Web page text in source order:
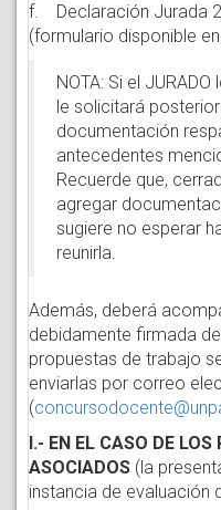
f. Declaración Jurada
(formulario disponible
NOTA: Si el
le solicitará
documentación
antecedentes
Recuerde que,
agregar
sugiere no esperar
reunirla.
Además, deberá
debidamente firmada
propuestas de trabajo
enviarlas por correo
(
I.- EN EL CASO DE
ASOCIADOS (la
instancia de evaluación